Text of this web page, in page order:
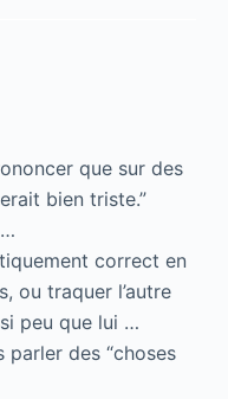
que sur des
bien triste.”
correct en
ou traquer l’autre
peu que lui …
des “choses